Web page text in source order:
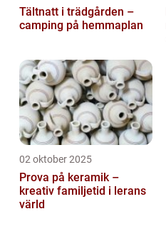
Tältnatt i trädgården –
camping på hemmaplan
02 oktober 2025
Prova på keramik –
kreativ familjetid i lerans
värld